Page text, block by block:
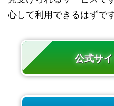
心して利用できるはずで
公式サ